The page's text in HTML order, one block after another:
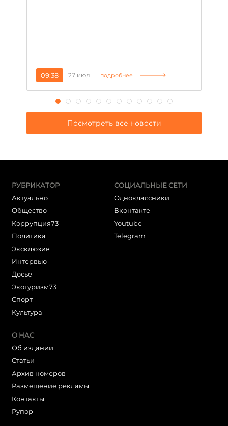
09:38 27 июл подробнее
Посмотреть все новости
РУБРИКАТОР
Актуально
Общество
Коррупция73
Политика
Эксклюзив
Интервью
Досье
Экотуризм73
Cпорт
Культура
СОЦИАЛЬНЫЕ СЕТИ
Одноклассники
Вконтакте
Youtube
Telegram
О НАС
Об издании
Статьи
Архив номеров
Размещение рекламы
Контакты
Рупор